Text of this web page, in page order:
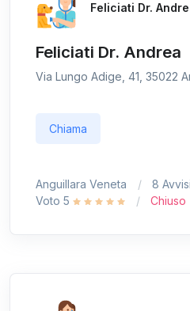
Feliciati Dr.
Feliciati Dr. Andrea
Via Lungo Adige, 41, 35022
Chiama
Anguillara Veneta
8 Avvisi
Voto 5
Chiuso